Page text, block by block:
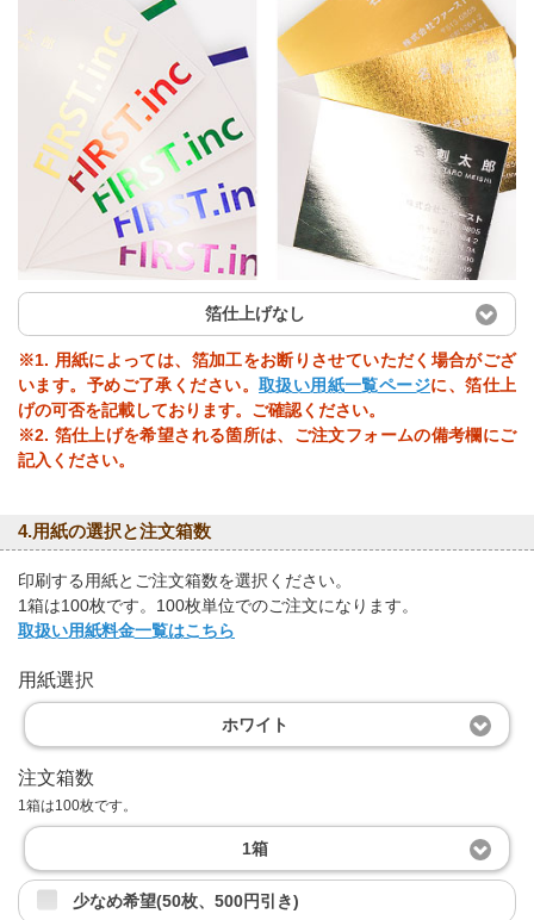
箔仕上げなし
※1. 用紙によっては、箔加工をお断りさせていただく場合がござ
います。予めご了承ください。 取扱い用紙一覧ページに、箔仕上
げの可否を記載しております。ご確認ください。
※2. 箔仕上げを希望される箇所は、ご注文フォームの備考欄にご
記入ください。
4.用紙の選択と注文箱数
印刷する用紙とご注文箱数を選択ください。
1箱は100枚です。100枚単位でのご注文になります。
取扱い用紙料金一覧はこちら
用紙選択
ホワイト
注文箱数
1箱は100枚です。
1箱
少なめ希望(50枚、500円引き)